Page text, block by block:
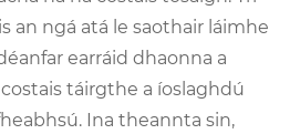
an ngá atá le saothair láimhe
earráid dhaonna a
táirgthe a íoslaghdú
Ina theannta sin,